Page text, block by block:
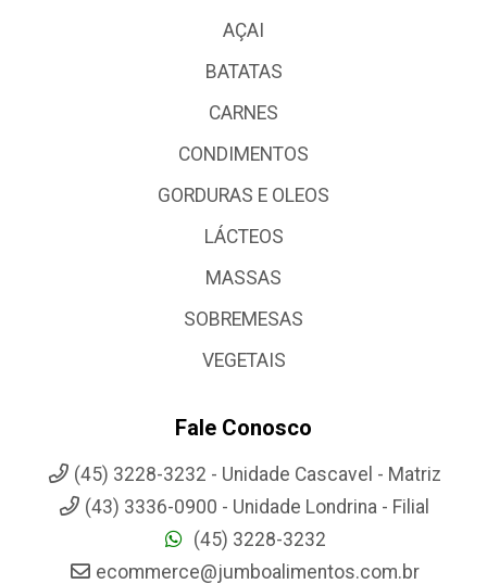
AÇAI
BATATAS
CARNES
CONDIMENTOS
GORDURAS E OLEOS
LÁCTEOS
MASSAS
SOBREMESAS
VEGETAIS
Fale Conosco
(45) 3228-3232 - Unidade Cascavel - Matriz
(43) 3336-0900 - Unidade Londrina - Filial
(45) 3228-3232
ecommerce@jumboalimentos.com.br